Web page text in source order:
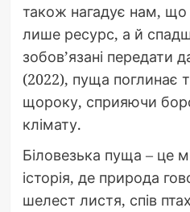
також нагадує нам,
лише ресурс, а й
зобов’язані передати
(2022), пуща поглинає
щороку, сприяючи
клімату.
Біловезька пуща – це
історія, де природа
шелест листя, спів